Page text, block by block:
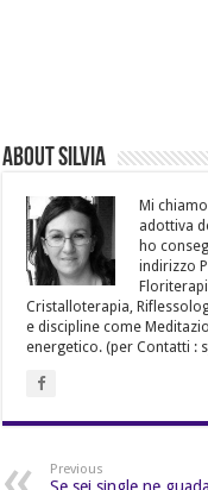
About Silvia
Mi
adottiva
ho
indirizzo
Cristalloterapia,
e discipline come
energetico. (per Contatti :
Previous
Se sei single ne